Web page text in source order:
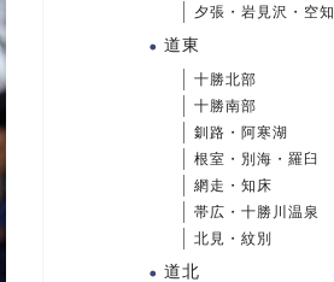
夕張・岩見沢・空知
道東
十勝北部
十勝南部
釧路・阿寒湖
根室・別海・羅臼
網走・知床
帯広・十勝川温泉
北見・紋別
道北